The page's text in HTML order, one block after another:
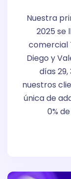
Nuestra
2025 se
comercial
Diego y
días
nuestros
única de
0%